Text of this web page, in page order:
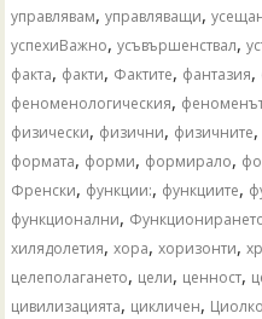
управлявам,управляващи,
успехиВажно,усъвършенствал,
факта, факти, Фактите, фантазия,
феноменологическия,
физически, физични, физичните,
формата, форми, формирало,
Френски, функции:, функциите,
функционални,
хилядолетия,хора,хоризонти,
целеполагането, цели, ценност,
цивилизацията, цикличен,